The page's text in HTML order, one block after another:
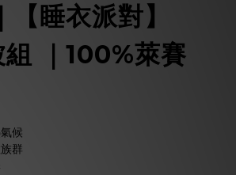
睡衣派對】
｜100%萊賽
候
群